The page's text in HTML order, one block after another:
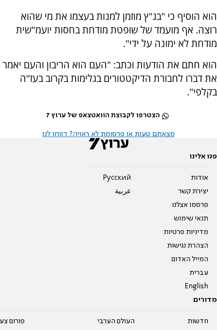
הוא הוסיף כי "בג"ץ מוזמן למנות בעצמו את מי שהוא
רוצה. אף מועמד של שופטת מודחת בחסות יועמ"שית
מודחת לא ימונה על ידי".
הוא חתם את הודעות וכתב: "העם הוא הריבון והעם יאמר
את דברו לחבורת הדיקטטורים בגלימות בקרוב בעז"ה
בקלפי".
הצטרפו לקבוצת הוואטצאפ של ערוץ 7
מצאתם טעות או פרסומת לא ראויה? דווחו לנו
פנו אלינו
אודות
יצירת קשר
פרסמו אצלנו
תנאי שימוש
מדיניות פרטיות
הצהרת נגישות
המייל האדום
עברית
English
Pусский
عربية
מדורים
חדשות העולם הערבי פורום